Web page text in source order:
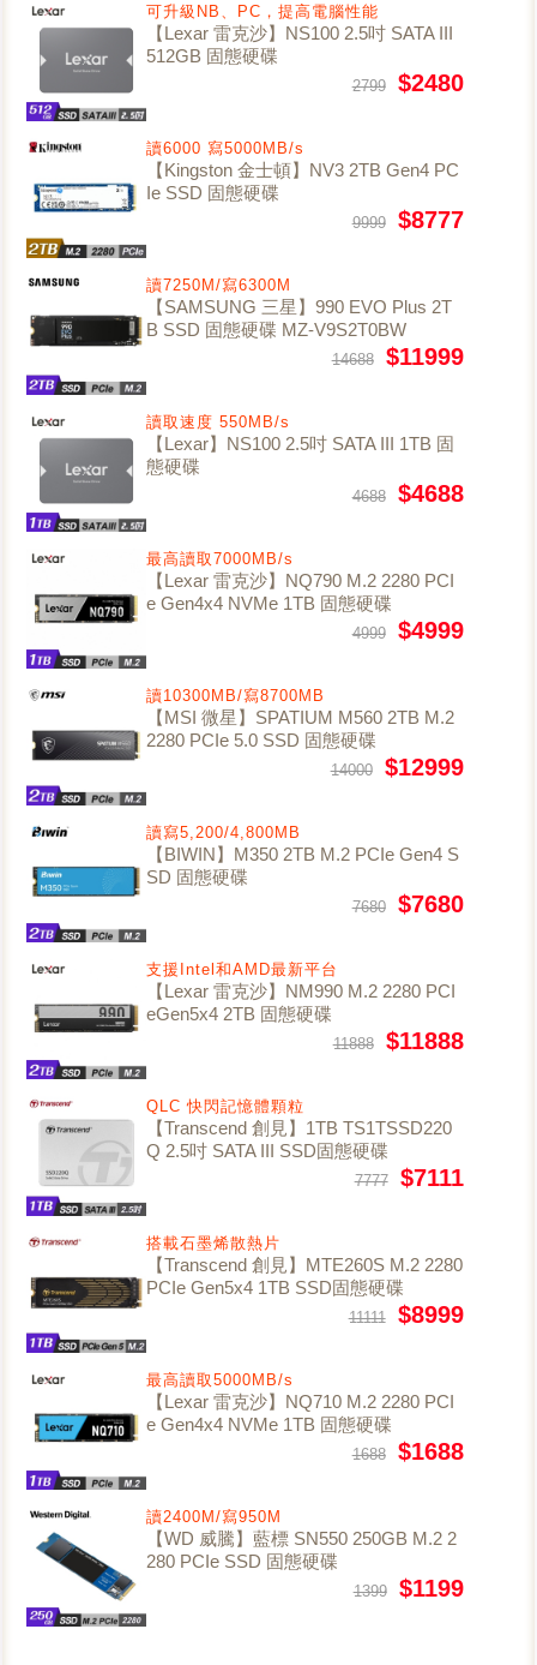
可升級NB、PC，提高電腦性能
【Lexar 雷克沙】NS100 2.5吋 SATA III
512GB 固態硬碟
2799 $2480
讀6000 寫5000MB/s
【Kingston 金士頓】NV3 2TB Gen4 PC
Ie SSD 固態硬碟
9999 $8777
讀7250M/寫6300M
【SAMSUNG 三星】990 EVO Plus 2T
B SSD 固態硬碟 MZ-V9S2T0BW
14688 $11999
讀取速度 550MB/s
【Lexar】NS100 2.5吋 SATA III 1TB 固
態硬碟
4688 $4688
最高讀取7000MB/s
【Lexar 雷克沙】NQ790 M.2 2280 PCI
e Gen4x4 NVMe 1TB 固態硬碟
4999 $4999
讀10300MB/寫8700MB
【MSI 微星】SPATIUM M560 2TB M.2
2280 PCIe 5.0 SSD 固態硬碟
14000 $12999
讀寫5,200/4,800MB
【BIWIN】M350 2TB M.2 PCIe Gen4 S
SD 固態硬碟
7680 $7680
支援Intel和AMD最新平台
【Lexar 雷克沙】NM990 M.2 2280 PCI
eGen5x4 2TB 固態硬碟
11888 $11888
QLC 快閃記憶體顆粒
【Transcend 創見】1TB TS1TSSD220
Q 2.5吋 SATA III SSD固態硬碟
7777 $7111
搭載石墨烯散熱片
【Transcend 創見】MTE260S M.2 2280
PCIe Gen5x4 1TB SSD固態硬碟
11111 $8999
最高讀取5000MB/s
【Lexar 雷克沙】NQ710 M.2 2280 PCI
e Gen4x4 NVMe 1TB 固態硬碟
1688 $1688
讀2400M/寫950M
【WD 威騰】藍標 SN550 250GB M.2 2
280 PCIe SSD 固態硬碟
1399 $1199